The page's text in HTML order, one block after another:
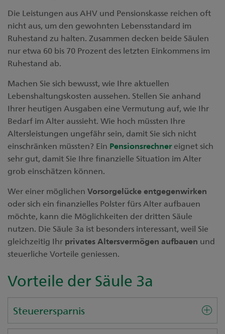
Die Leistungen aus AHV und Pensionskasse reichen oft
nicht aus, um den gewohnten Lebensstandard im
Ruhestand zu halten. Zusammen decken beide Säulen
nur etwa 60 bis 70 Prozent des letzten Einkommens im
Ruhestand ab.
Machen Sie sich bewusst, wie Ihre aktuellen
Lebenshaltungskosten aussehen. Stellen Sie anhand
Ihrer heutigen Ausgaben eine Vermutung auf, wie Ihr
Bedarf im Alter aussieht. Wie hoch müssten Ihre
Altersleistungen ungefähr sein, damit Sie sich nicht
einschränken müssten? Ein Pensionsrechnereignet sich
sehr gut, damit Sie Ihre finanzielle Situation im Alter
grob einschätzen können.
Wer einer möglichen Vorsorgelücke entgegenwirken
oder sich ein finanzielles Polster fürs Alter aufbauen
möchte, kann die Möglichkeiten der dritten Säule
nutzen. Die Säule 3a ist besonders interessant, weil Sie
gleichzeitig Ihr privates Altersvermögen aufbauen und
steuerliche Vorteile geniessen.
Vorteile der Säule 3a
Steuerersparnis